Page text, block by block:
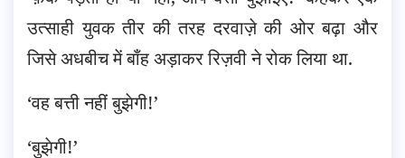
उत्साही युवक तीर की तरह दरवाज़े की ओर बढ़ा और
जिसे अधबीच में बाँह अड़ाकर रिज़वी ने रोक लिया था.
‘वह बत्ती नहीं बुझेगी!’
‘बुझेगी!’